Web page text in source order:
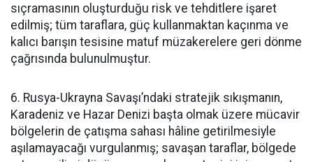
sıçramasının oluşturduğu risk ve tehditlere işaret
edilmiş; tüm taraflara, güç kullanmaktan kaçınma ve
kalıcı barışın tesisine matuf müzakerelere geri dönme
çağrısında bulunulmuştur.
6. Rusya-Ukrayna Savaşı’ndaki stratejik sıkışmanın,
Karadeniz ve Hazar Denizi başta olmak üzere mücavir
bölgelerin de çatışma sahası hâline getirilmesiyle
aşılamayacağı vurgulanmış; savaşan taraflar, bölgede